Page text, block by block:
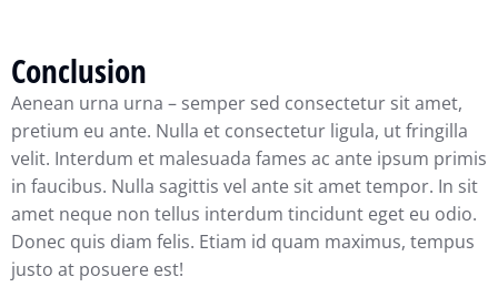
Conclusion
Aenean urna urna – semper sed consectetur sit amet,
pretium eu ante. Nulla et consectetur ligula, ut fringilla
velit. Interdum et malesuada fames ac ante ipsum primis
in faucibus. Nulla sagittis vel ante sit amet tempor. In sit
amet neque non tellus interdum tincidunt eget eu odio.
Donec quis diam felis. Etiam id quam maximus, tempus
justo at posuere est!